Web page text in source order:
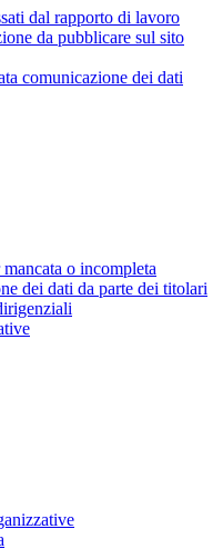
dal rapporto di lavoro
da pubblicare sul sito
comunicazione dei dati
o incompleta
dei dati da parte dei titolari